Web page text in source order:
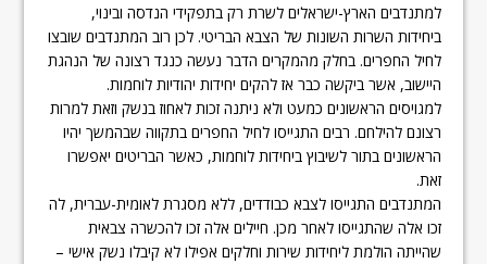
למתנדבים הארץ-ישראלים לשרת רק בתפקידי הנדסה ובינוי,
ביחידות השרות השונות של הצבא הבריטי. לכן רוב המתנדבים שובצו
לחיל החפרים. בחלק מהמקרים הדבר נעשה כנגד רצונה של הנהגת
היישוב, אשר ביקשה כבר אז להקים יחידות יהודיות לוחמות.
למגויסים הראשונים כמעט ולא ניתנה זכות לאחוז בנשק וזאת למרות
רצונם להילחם. רבים התגייסו לחיל החפרים בתקווה שבהמשך יהיו
הראשונים בתור לשיבוץ ביחידות לוחמות, כאשר הבריטים יאפשרו
זאת.
המתנדבים התגייסו לצבא כבודדים, ללא מסגרת לאומית-עברית, לה
זכו אלה שהתגייסו לאחר מכן. חיילים אלה זכו להכשרה צבאית
שהייתה הולמת ליחידות שירות וחלקים אפילו לא קיבלו נשק אישי –